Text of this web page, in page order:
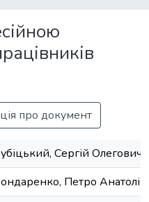
про документ
Сергій Олегович
Петро